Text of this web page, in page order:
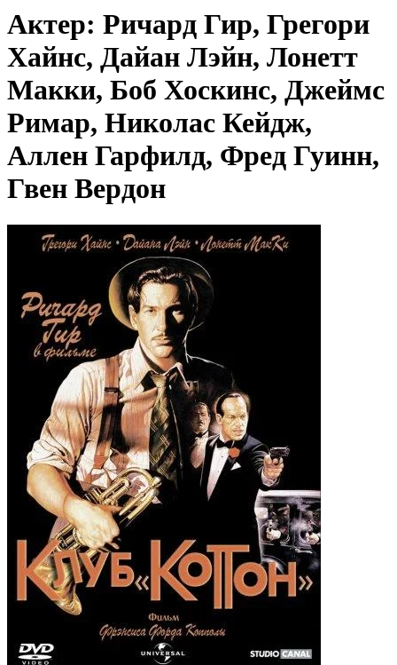
Актер: Ричард Гир, Грегори
Хайнс, Дайан Лэйн, Лонетт
Макки, Боб Хоскинс, Джеймс
Римар, Николас Кейдж,
Аллен Гарфилд, Фред Гуинн,
Гвен Вердон